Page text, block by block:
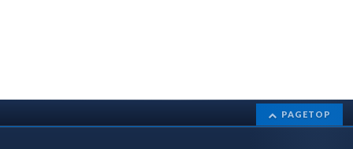
PAGETOP